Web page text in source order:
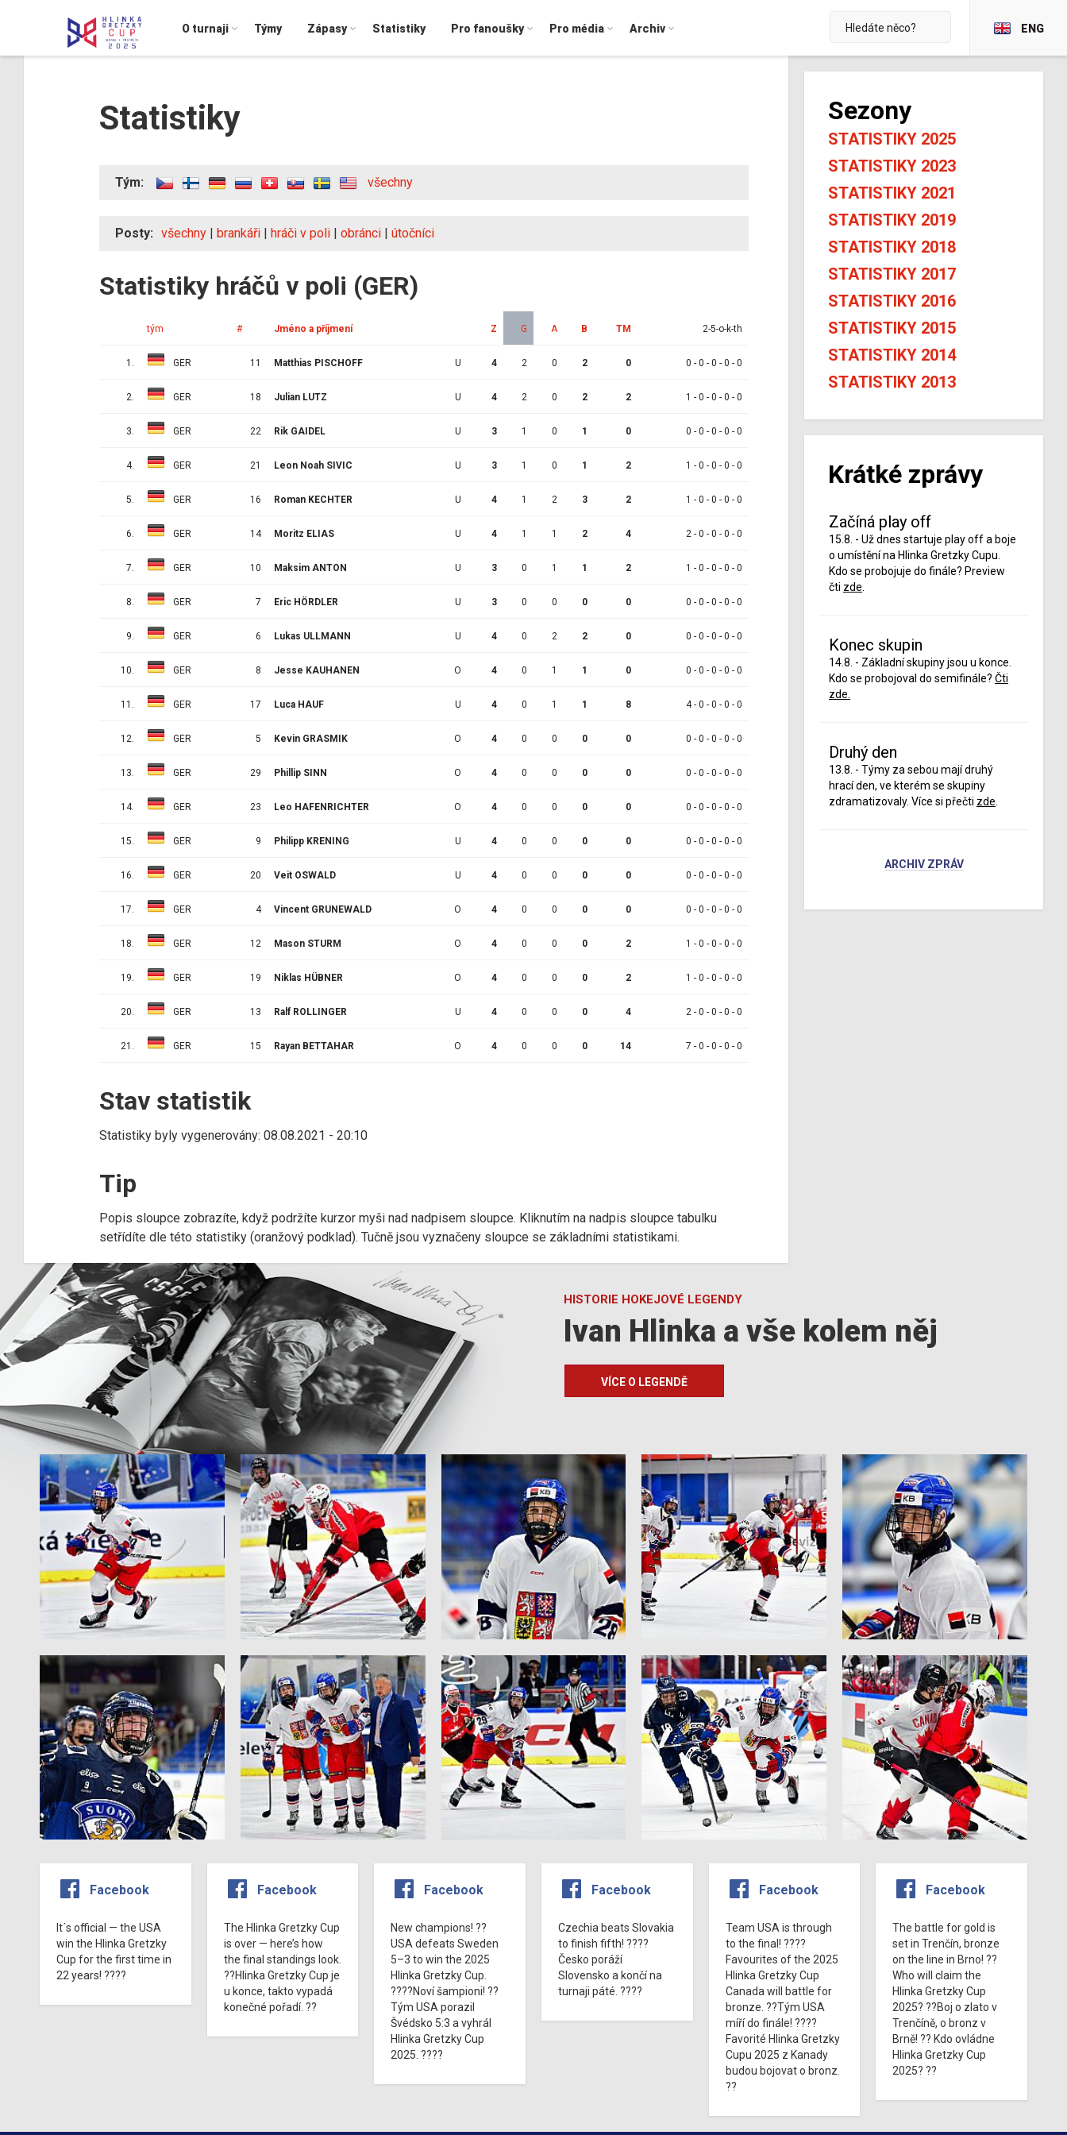
O turnaji Týmy Zápasy Statistiky Pro fanoušky Pro média Archiv ENG
Statistiky
Tým: všechny
Posty: všechny | brankáři | hráči v poli | obránci | útočníci
Statistiky hráčů v poli (GER)
tým # Jméno a příjmení Z G A B TM 2-5-o-k-th
1. GER 11 Matthias PISCHOFF U 4 2 0 2 0 0 - 0 - 0 - 0 - 0
2. GER 18 Julian LUTZ U 4 2 0 2 2 1 - 0 - 0 - 0 - 0
3. GER 22 Rik GAIDEL U 3 1 0 1 0 0 - 0 - 0 - 0 - 0
4. GER 21 Leon Noah SIVIC U 3 1 0 1 2 1 - 0 - 0 - 0 - 0
5. GER 16 Roman KECHTER U 4 1 2 3 2 1 - 0 - 0 - 0 - 0
6. GER 14 Moritz ELIAS U 4 1 1 2 4 2 - 0 - 0 - 0 - 0
7. GER 10 Maksim ANTON U 3 0 1 1 2 1 - 0 - 0 - 0 - 0
8. GER 7 Eric HÖRDLER U 3 0 0 0 0 0 - 0 - 0 - 0 - 0
9. GER 6 Lukas ULLMANN U 4 0 2 2 0 0 - 0 - 0 - 0 - 0
10. GER 8 Jesse KAUHANEN O 4 0 1 1 0 0 - 0 - 0 - 0 - 0
11. GER 17 Luca HAUF U 4 0 1 1 8 4 - 0 - 0 - 0 - 0
12. GER 5 Kevin GRASMIK O 4 0 0 0 0 0 - 0 - 0 - 0 - 0
13. GER 29 Phillip SINN O 4 0 0 0 0 0 - 0 - 0 - 0 - 0
14. GER 23 Leo HAFENRICHTER O 4 0 0 0 0 0 - 0 - 0 - 0 - 0
15. GER 9 Philipp KRENING U 4 0 0 0 0 0 - 0 - 0 - 0 - 0
16. GER 20 Veit OSWALD U 4 0 0 0 0 0 - 0 - 0 - 0 - 0
17. GER 4 Vincent GRUNEWALD O 4 0 0 0 0 0 - 0 - 0 - 0 - 0
18. GER 12 Mason STURM O 4 0 0 0 2 1 - 0 - 0 - 0 - 0
19. GER 19 Niklas HÜBNER O 4 0 0 0 2 1 - 0 - 0 - 0 - 0
20. GER 13 Ralf ROLLINGER U 4 0 0 0 4 2 - 0 - 0 - 0 - 0
21. GER 15 Rayan BETTAHAR O 4 0 0 0 14 7 - 0 - 0 - 0 - 0
Stav statistik
Statistiky byly vygenerovány: 08.08.2021 - 20:10
Tip
Popis sloupce zobrazíte, když podržíte kurzor myši nad nadpisem sloupce. Kliknutím na nadpis sloupce tabulku
setřídíte dle této statistiky (oranžový podklad). Tučně jsou vyznačeny sloupce se základními statistikami.
Sezony
STATISTIKY 2025
STATISTIKY 2023
STATISTIKY 2021
STATISTIKY 2019
STATISTIKY 2018
STATISTIKY 2017
STATISTIKY 2016
STATISTIKY 2015
STATISTIKY 2014
STATISTIKY 2013
Krátké zprávy
Začíná play off
15.8. - Už dnes startuje play off a boje
o umístění na Hlinka Gretzky Cupu.
Kdo se probojuje do finále? Preview
čti zde
Konec skupin
14.8. - Základní skupiny jsou u konce.
Kdo se probojoval do semifinále? Čti
zde.
Druhý den
13.8. - Týmy za sebou mají druhý
hrací den, ve kterém se skupiny
zdramatizovaly. Více si přečti zde
ARCHIV ZPRÁV
HISTORIE HOKEJOVÉ LEGENDY
Ivan Hlinka a vše kolem něj
VÍCE O LEGENDĚ
Facebook
It´s official — the USA
win the Hlinka Gretzky
Cup for the first time in
22 years! ????
Facebook
The Hlinka Gretzky Cup
is over — here’s how
the final standings look.
??Hlinka Gretzky Cup je
u konce, takto vypadá
konečné pořadí. ??
Facebook
New champions! ??
USA defeats Sweden
5–3 to win the 2025
Hlinka Gretzky Cup.
????Noví šampioni! ??
Tým USA porazil
Švédsko 5:3 a vyhrál
Hlinka Gretzky Cup
2025. ????
Facebook
Czechia beats Slovakia
to finish fifth! ????
Česko poráží
Slovensko a končí na
turnaji páté. ????
Facebook
Team USA is through
to the final! ????
Favourites of the 2025
Hlinka Gretzky Cup
Canada will battle for
bronze. ??Tým USA
míří do finále! ????
Favorité Hlinka Gretzky
Cupu 2025 z Kanady
budou bojovat o bronz.
??
Facebook
The battle for gold is
set in Trenčín, bronze
on the line in Brno! ??
Who will claim the
Hlinka Gretzky Cup
2025? ??Boj o zlato v
Trenčíně, o bronz v
Brně! ?? Kdo ovládne
Hlinka Gretzky Cup
2025? ??